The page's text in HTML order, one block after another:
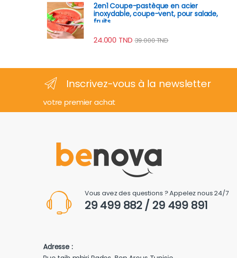
2en1 Coupe-pastèque en acier
inoxydable, coupe-vent, pour salade,
fruits
24.000 TND 39.000TND
Inscrivez-vous à la newsletter
votre premier achat
Vous avez des questions ? Appelez nous 24/7
29 499 882 / 29 499 891
Adresse :